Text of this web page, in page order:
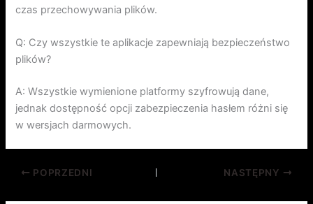
czas przechowywania plików.
Q: Czy wszystkie te aplikacje zapewniają bezpieczeństwo
plików?
A: Wszystkie wymienione platformy szyfrowują dane,
jednak dostępność opcji zabezpieczenia hasłem różni się
w wersjach darmowych.
POPRZEDNI NASTĘPNY